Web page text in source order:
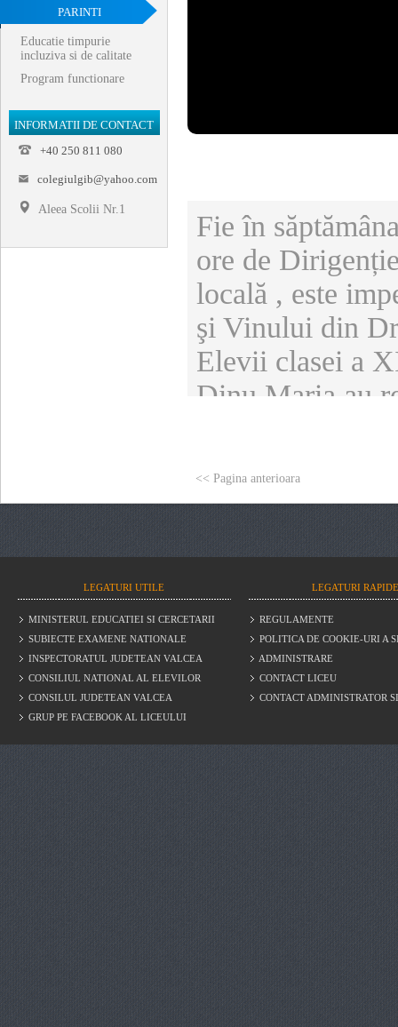
PARINTI
Educatie timpurie
incluziva si de calitate
Program functionare
INFORMATII DE CONTACT
+40 250 811 080
colegiulgib@yahoo.com
Aleea Scolii Nr.1
Fie în
ore de
locală , este
şi Vinului din
Elevii clasei a
Dinu Maria au
Acesta a fost
activităților
mai vechi
În principal, aici
cultivării viei și
întinde pe o
pe vremea
vinuri de peste
câștigate la
și la Expoziția
vinurile de
internațională,
Onoare și a
Muzeul
tradiționale
<< Pagina anterioara
LEGATURI UTILE
MINISTERUL EDUCATIEI SI CERCETARII
SUBIECTE EXAMENE NATIONALE
INSPECTORATUL JUDETEAN VALCEA
CONSILIUL NATIONAL AL ELEVILOR
CONSILUL JUDETEAN VALCEA
GRUP PE FACEBOOK AL LICEULUI
LEGATURI RAPIDE
REGULAMENTE
POLITICA DE COOKIE-URI A
ADMINISTRARE
CONTACT LICEU
CONTACT ADMINISTRATOR